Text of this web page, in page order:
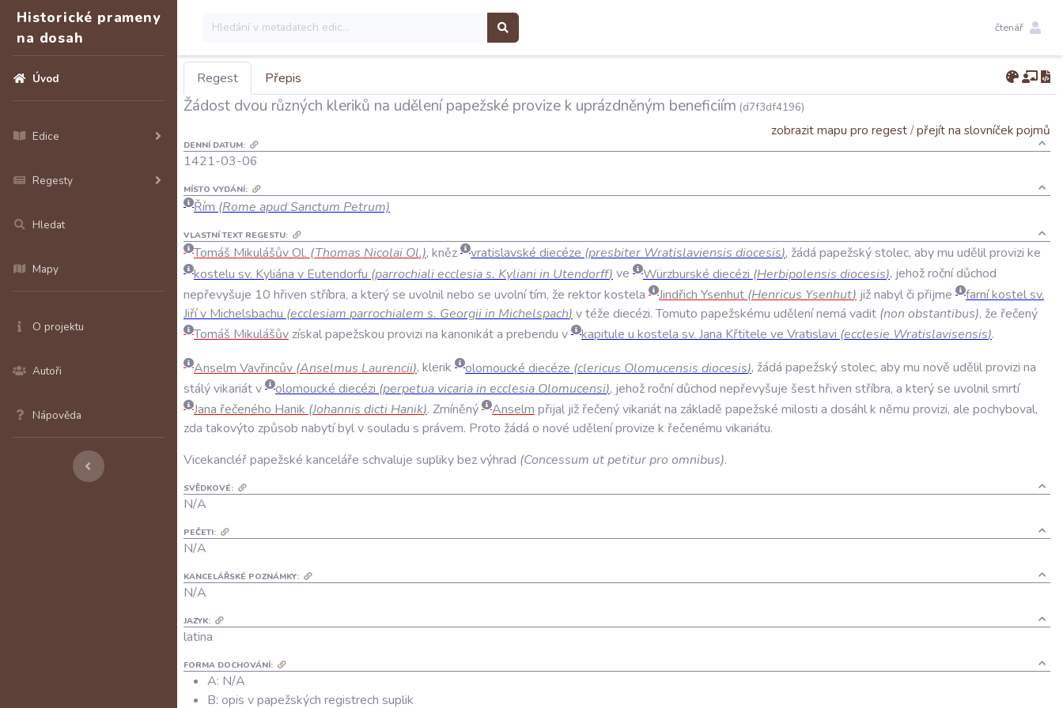
Historické prameny
na dosah
Úvod
Edice
Regesty
Hledat
Mapy
O projektu
Autoři
Nápověda
čtenář
Regest Přepis
Žádost dvou různých kleriků na udělení papežské provize k uprázdněným beneficiím (d7f3df4196)
zobrazit mapu pro regest/přejít na slovníček pojmů
DENNÍ DATUM:
1421-03-06
MÍSTO VYDÁNÍ:
Řím (Rome apud Sanctum Petrum)
VLASTNÍ TEXT REGESTU:
Tomáš MikulášůvOl. (Thomas Nicolai Ol.), kněz vratislavské diecéze (presbiter Wratislaviensis diocesis), žádá papežskýstolec, abymu udělilprovizi ke
kostelu sv. Kyliána v Eutendorfu (parrochialiecclesias. Kylianiin Utendorff) ve Würzburské diecézi (Herbipolensis diocesis), jehožročnídůchod
nepřevyšuje 10 hřiven stříbra, a kterýse uvolnilnebo se uvolnítím, že rektorkostela Jindřich Ysenhut (Henricus Ysenhut) jižnabylči přijme farníkostelsv.
Jiřív Michelsbachu (ecclesiam parrochialem s. Georgiiin Michelspach) vtéže diecézi.Tomuto papežskému udělenínemá vadit (non obstantibus), že řečený
Tomáš Mikulášův získalpapežskou provizi na kanonikáta prebendu v kapitule u kostela sv. Jana Křtitele ve Vratislavi (ecclesie Wratislavisensis).
Anselm Vavřincův (Anselmus Laurencii), klerik olomoucké diecéze (clericus Olomucensis diocesis), žádá papežskýstolec, abymu nově udělilprovizi na
stálývikariátv olomoucké diecézi (perpetua vicariain ecclesia Olomucensi), jehožročnídůchod nepřevyšuje šesthřiven stříbra, a kterýse uvolnilsmrtí
Jana řečeného Hanik (Johannis dicti Hanik). Zmíněný Anselm přijal již řečenývikariátna základě papežské milosti a dosáhlk němu provizi, ale pochyboval,
zda takovýto způsob nabytíbylvsouladu s právem. Proto žádá o nové uděleníprovize k řečenému vikariátu.
Vicekancléřpapežské kanceláře schvaluje suplikybezvýhrad (Concessum utpetiturpro omnibus).
SVĚDKOVÉ:
N/A
PEČETI:
N/A
KANCELÁŘSKÉ POZNÁMKY:
N/A
JAZYK:
latina
FORMA DOCHOVÁNÍ:
A: N/A
B: opis v papežských registrech suplik